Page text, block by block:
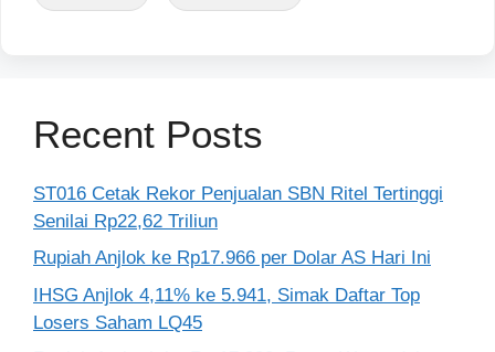
Recent Posts
ST016 Cetak Rekor Penjualan SBN Ritel Tertinggi
Senilai Rp22,62 Triliun
Rupiah Anjlok ke Rp17.966 per Dolar AS Hari Ini
IHSG Anjlok 4,11% ke 5.941, Simak Daftar Top
Losers Saham LQ45